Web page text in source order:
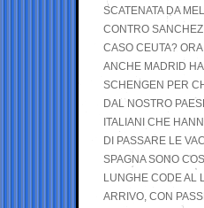
SCATENATA DA
CONTRO
CASO CEUTA?
ANCHE MADRID
SCHENGEN PER
DAL NOSTRO
ITALIANI CHE
DI PASSARE LE
SPAGNA SONO
LUNGHE CODE AL
ARRIVO, CON